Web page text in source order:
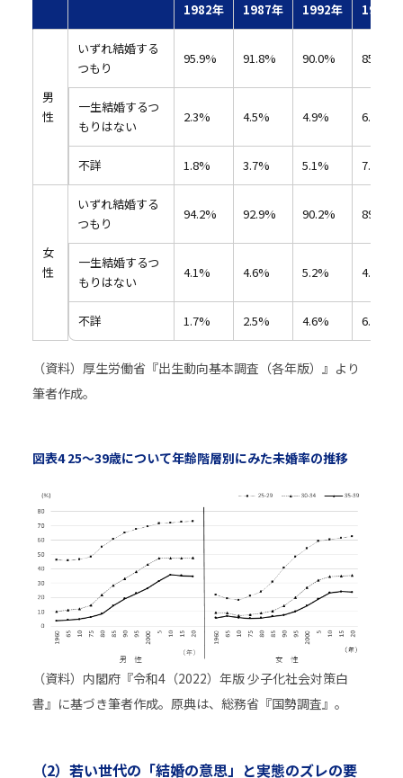
1982年 1987年 1992年 1997年
男
性
いずれ結婚する
つもり
95.9% 91.8% 90.0% 85.9%
一生結婚するつ
もりはない
2.3% 4.5% 4.9% 6.3%
不詳 1.8% 3.7% 5.1% 7.8%
女
性
いずれ結婚する
つもり
94.2% 92.9% 90.2% 89.1%
一生結婚するつ
もりはない
4.1% 4.6% 5.2% 4.9%
不詳 1.7% 2.5% 4.6% 6.0%
（資料）厚生労働省『出生動向基本調査（各年版）』より
筆者作成。
図表4 25～39歳について年齢階層別にみた未婚率の推移
（資料）内閣府『令和4（2022）年版 少子化社会対策白
書』に基づき筆者作成。原典は、総務省『国勢調査』。
（2）若い世代の「結婚の意思」と実態のズレの要